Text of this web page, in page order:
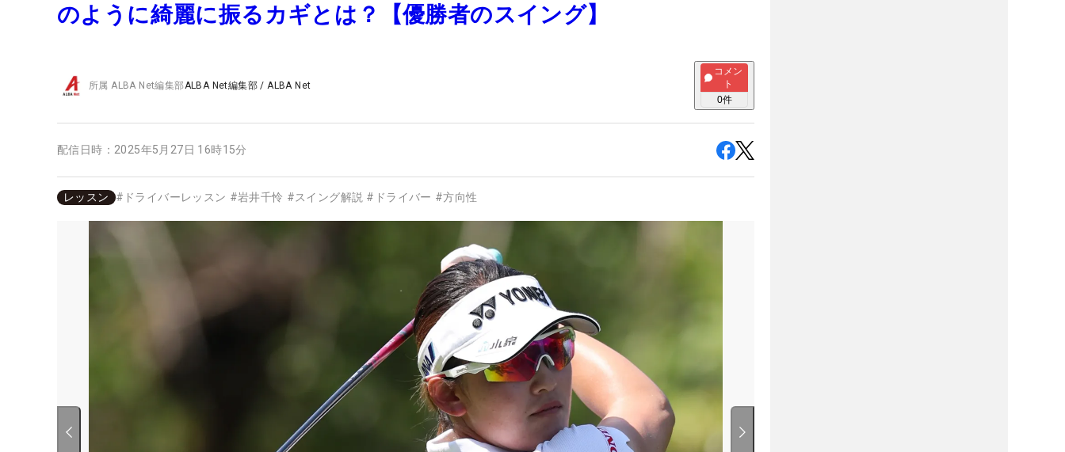
のように綺麗に振るカギとは？【優勝者のスイング】
所属ALBA Net編集部ALBA Net編集部 /ALBA Net
コメン
ト
0件
配信日時： 2025年5月27日 16時15分
レッスン # ドライバーレッスン #岩井千怜 #スイング解説 # ドライバー #方向性